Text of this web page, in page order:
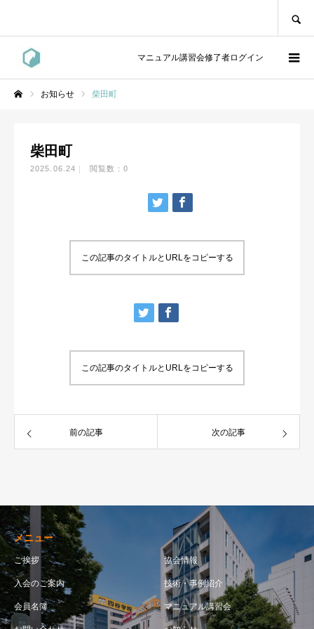
マニュアル講習会修了者ログイン
お知らせ 柴田町
柴田町
2025.06.24 閲覧数：0
この記事のタイトルとURLをコピーする
この記事のタイトルとURLをコピーする
前の記事 次の記事
メニュー
ご挨拶 協会情報
入会のご案内 技術・事例紹介
会員名簿 マニュアル講習会